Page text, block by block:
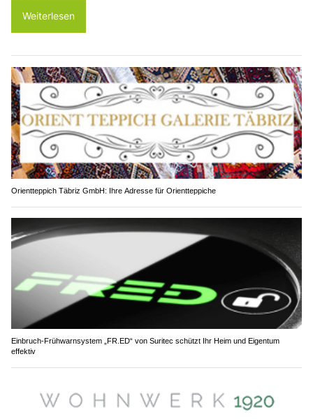
Weiterlesen
Orientteppich Täbriz GmbH: Ihre Adresse für Orientteppiche
Einbruch-Frühwarnsystem „FR.ED“ von Suritec schützt Ihr Heim und Eigentum
effektiv